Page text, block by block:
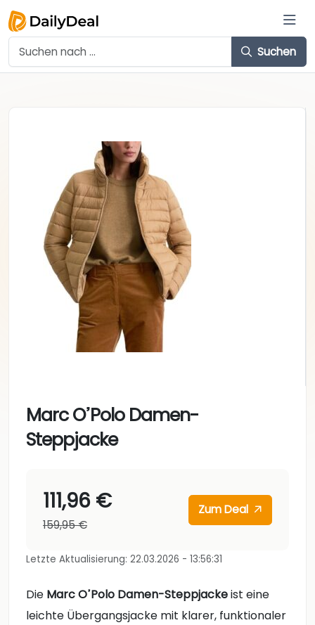
Suchen
Marc OߴPolo Damen-
Steppjacke
111,96 €
159,95 €
Zum Deal
Letzte Aktualisierung: 22.03.2026 - 13:56:31
Die Marc OߴPolo Damen-Steppjackeist eine
leichte Übergangsjacke mit klarer, funktionaler